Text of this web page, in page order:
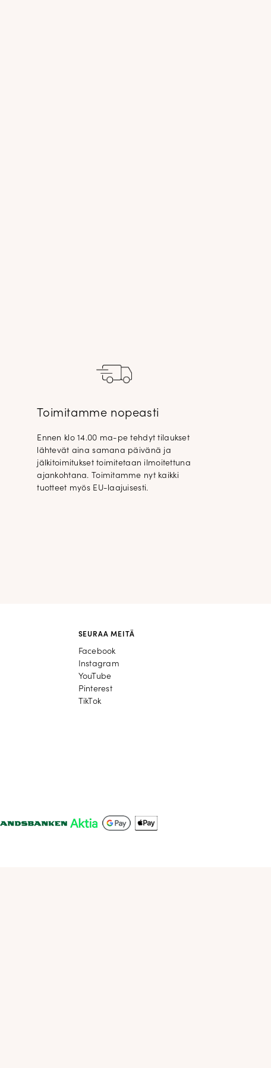
Toimitamme nopeasti
Ennen klo 14.00 ma-pe tehdyt tilaukset
lähtevät aina samana päivänä ja
jälkitoimitukset toimitetaan ilmoitettuna
ajankohtana. Toimitamme nyt kaikki
tuotteet myös EU-laajuisesti.
SEURAA MEITÄ
Facebook
Facebook
Instagram
Instagram
YouTube
YouTube
Pinterest
Pinterest
TikTok
TikTok